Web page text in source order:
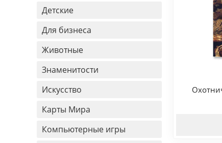
Детские
Для бизнеса
Животные
Знаменитости
Искусство
Карты Мира
Компьютерные игры